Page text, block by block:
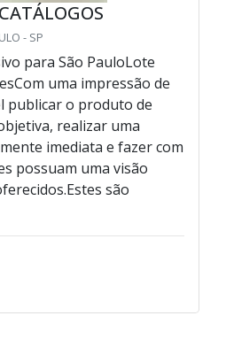
- SP
para São PauloLote
uma impressão de
publicar o produto de
realizar uma
imediata e fazer com
possuam uma visão
são